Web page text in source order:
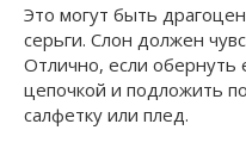
Это могут быть
серьги. Слон должен
Отлично, если обернуть
цепочкой и подложить
салфетку или плед.